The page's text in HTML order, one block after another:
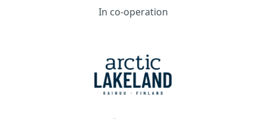
In co-operation